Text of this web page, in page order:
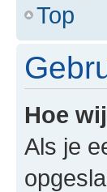
Top
Hoe
Als je